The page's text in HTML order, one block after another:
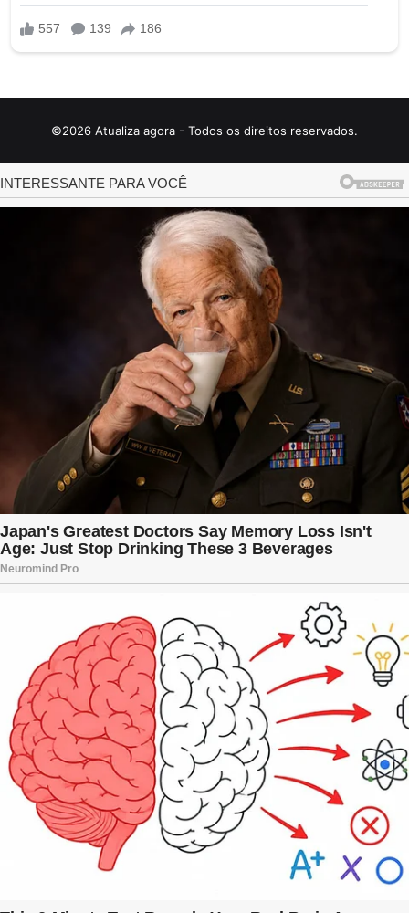
©2026 Atualiza agora - Todos os direitos reservados.